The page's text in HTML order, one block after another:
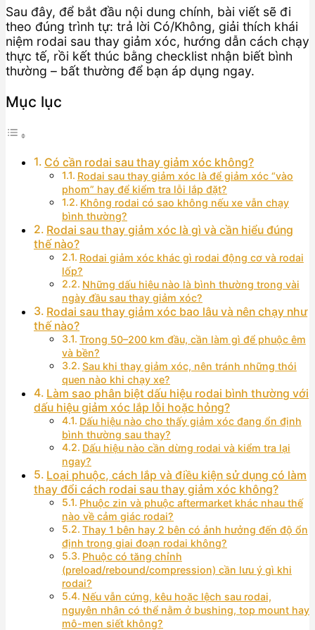
Sau đây, để bắt đầu nội dung chính, bài viết sẽ đi
theo đúng trình tự: trả lời Có/Không, giải thích khái
niệm rodai sau thay giảm xóc, hướng dẫn cách chạy
thực tế, rồi kết thúc bằng checklist nhận biết bình
thường – bất thường để bạn áp dụng ngay.
Mục lục
Có cần rodai sau thay giảm xóc không?
Rodai sau thay giảm xóc là để giảm xóc “vào
phom” hay để kiểm tra lỗi lắp đặt?
Không rodai có sao không nếu xe vẫn chạy
bình thường?
Rodai sau thay giảm xóc là gì và cần hiểu đúng
thế nào?
Rodai giảm xóc khác gì rodai động cơ và rodai
lốp?
Những dấu hiệu nào là bình thường trong vài
ngày đầu sau thay giảm xóc?
Rodai sau thay giảm xóc bao lâu và nên chạy như
thế nào?
Trong 50–200 km đầu, cần làm gì để phuộc êm
và bền?
Sau khi thay giảm xóc, nên tránh những thói
quen nào khi chạy xe?
Làm sao phân biệt dấu hiệu rodai bình thường với
dấu hiệu giảm xóc lắp lỗi hoặc hỏng?
Dấu hiệu nào cho thấy giảm xóc đang ổn định
bình thường sau thay?
Dấu hiệu nào cần dừng rodai và kiểm tra lại
ngay?
Loại phuộc, cách lắp và điều kiện sử dụng có làm
thay đổi cách rodai sau thay giảm xóc không?
Phuộc zin và phuộc aftermarket khác nhau thế
nào về cảm giác rodai?
Thay 1 bên hay 2 bên có ảnh hưởng đến độ ổn
định trong giai đoạn rodai không?
Phuộc có tăng chỉnh
(preload/rebound/compression) cần lưu ý gì khi
rodai?
Nếu vẫn cứng, kêu hoặc lệch sau rodai,
nguyên nhân có thể nằm ở bushing, top mount hay
mô-men siết không?